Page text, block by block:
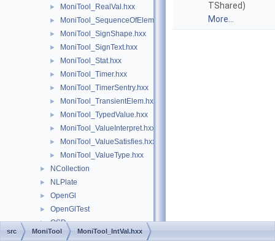
► MoniTool_RealVal.hxx
► MoniTool_SequenceOfElement.hxx
► MoniTool_SignShape.hxx
► MoniTool_SignText.hxx
► MoniTool_Stat.hxx
► MoniTool_Timer.hxx
► MoniTool_TimerSentry.hxx
► MoniTool_TransientElem.hxx
► MoniTool_TypedValue.hxx
► MoniTool_ValueInterpret.hxx
► MoniTool_ValueSatisfies.hxx
► MoniTool_ValueType.hxx
► NCollection
► NLPlate
► OpenGl
► OpenGlTest
► OSD
► PCDM
TShared)
More...
src MoniTool MoniTool_IntVal.hxx